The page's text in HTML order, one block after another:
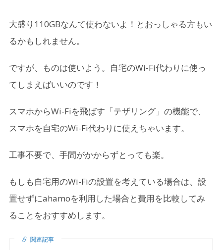
大盛り110GBなんて使わないよ！とおっしゃる方もい
るかもしれません。
ですが、ものは使いよう。自宅のWi-Fi代わりに使っ
てしまえばいいのです！
スマホからWi-Fiを飛ばす「テザリング」の機能で、
スマホを自宅のWi-Fi代わりに使えちゃいます。
工事不要で、手間がかからずとっても楽。
もしも自宅用のWi-Fiの設置を考えている場合は、設
置せずにahamoを利用した場合と費用を比較してみ
ることをおすすめします。
関連記事